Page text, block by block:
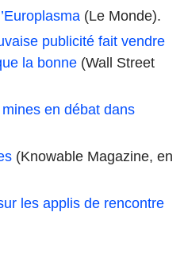
(Le Monde).
publicité fait vendre
la bonne (Wall Street
en débat dans
(Knowable Magazine, en
les applis de rencontre